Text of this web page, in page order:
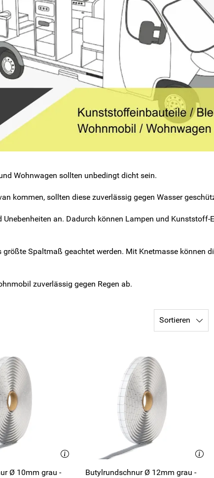
Wohnwagen sollten unbedingt dicht sein.
kommen, sollten diese zuverlässig gegen Wasser
an. Dadurch können Lampen und
Spaltmaß geachtet werden. Mit Knetmasse können
zuverlässig gegen Regen ab.
Sortieren
Ø 10mm grau -
Butylrundschnur Ø 12mm grau -